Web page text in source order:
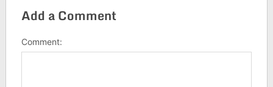
Add a Comment
Comment: